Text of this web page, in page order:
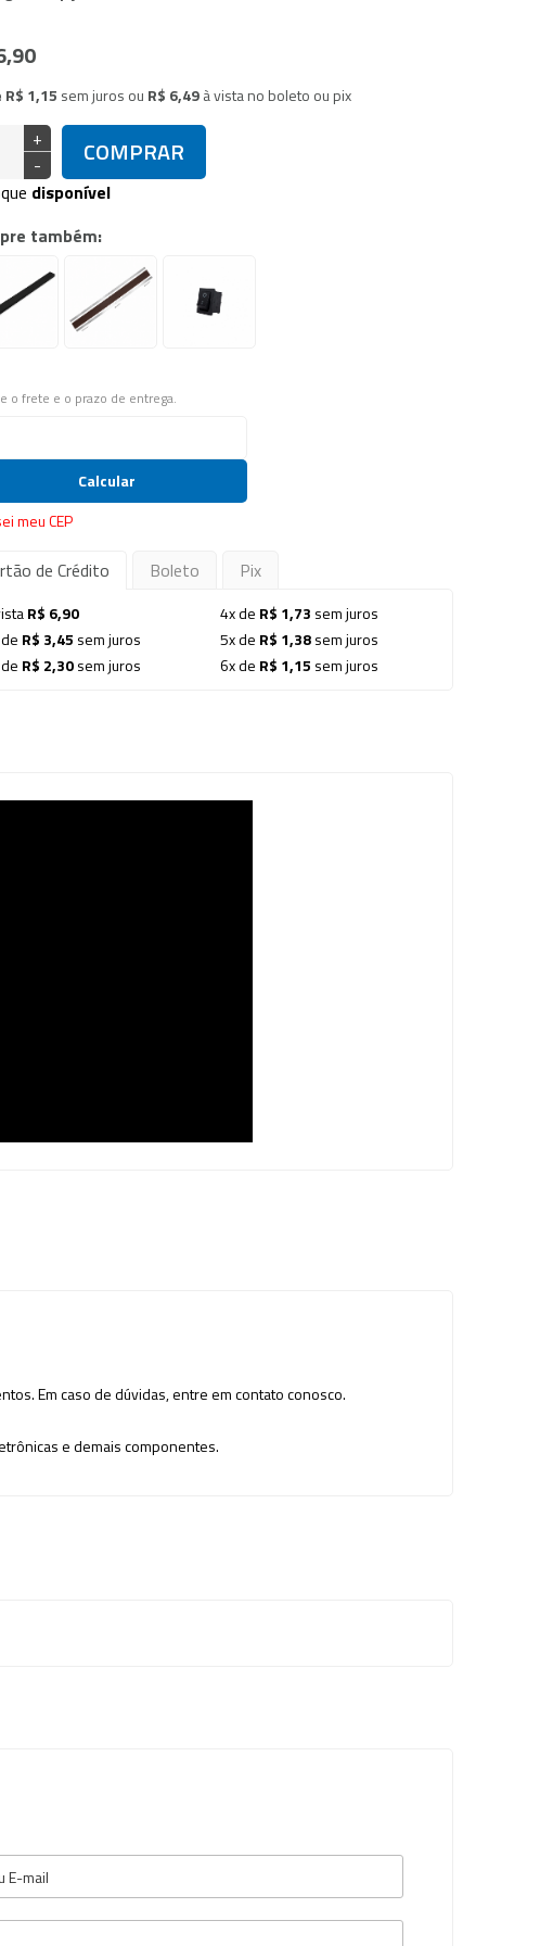
R$ 1,15 sem juros ou R$ 6,49à vista no boleto ou pix
+
-
COMPRAR
disponível
também:
o frete e o prazo de entrega.
Calcular
meu CEP
de Crédito Boleto Pix
R$ 6,90
R$ 3,45 sem juros
R$ 2,30sem juros
4x de R$ 1,73 sem juros
5x de R$ 1,38sem juros
6x de R$ 1,15 sem juros
Em caso de dúvidas, entre em contato conosco.
e demais componentes.